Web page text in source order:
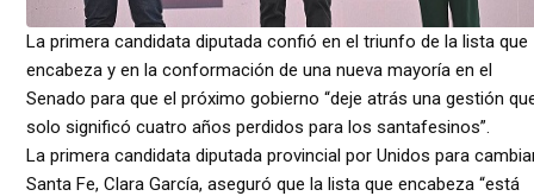
La primera candidata diputada confió en el triunfo de la lista que
encabeza y en la conformación de una nueva mayoría en el
Senado para que el próximo gobierno “deje atrás una gestión
solo significó cuatro años perdidos para los santafesinos”.
La primera candidata diputada provincial por Unidos para
Santa Fe, Clara García, aseguró que la lista que encabeza “está